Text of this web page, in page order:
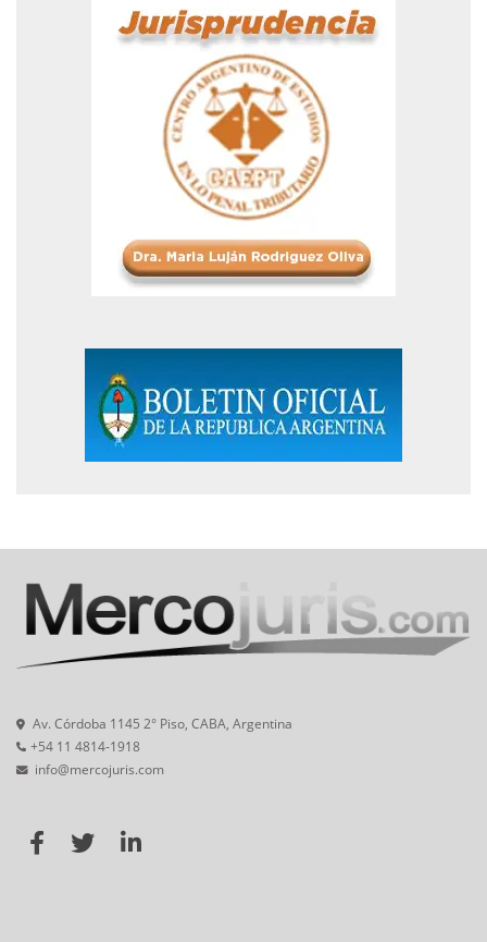
Av. Córdoba 1145 2° Piso, CABA, Argentina
+54 11 4814-1918
info@mercojuris.com